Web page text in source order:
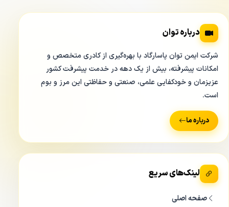
درباره توان
شرکت ایمن توان پاسارگاد با بهره‌گیری از کادری متخصص و
امکانات پیشرفته، بیش از یک دهه در خدمت پیشرفت کشور
عزیزمان و خودکفایی علمی، صنعتی و حفاظتی این مرز و بوم
است.
درباره ما
لینک‌های سریع
صفحه اصلی